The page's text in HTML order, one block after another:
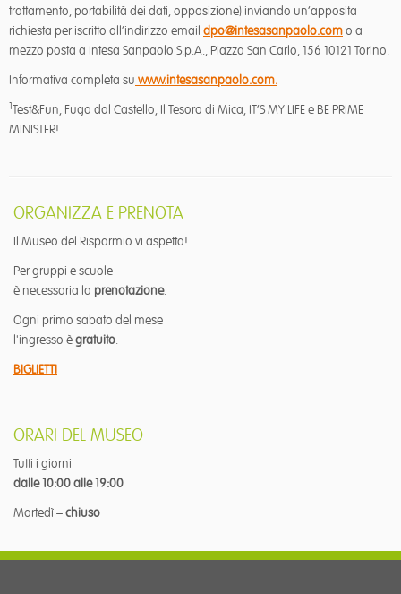
trattamento, portabilità dei dati, opposizione) inviando un’apposita
richiesta per iscritto all’indirizzo email dpo@intesasanpaolo.como a
mezzo posta a Intesa Sanpaolo S.p.A., Piazza San Carlo, 156 10121 Torino.
Informativa completa su www.intesasanpaolo.com.
1Test&Fun, Fuga dal Castello, Il Tesoro di Mica, IT’S MY LIFE e BE PRIME
MINISTER!
ORGANIZZA E PRENOTA
Il Museo del Risparmio vi aspetta!
Per gruppi e scuole
è necessaria la prenotazione.
Ogni primo sabato del mese
l'ingresso ègratuito.
BIGLIETTI
ORARI DEL MUSEO
Tutti i giorni
dalle 10:00 alle 19:00
Martedì –chiuso